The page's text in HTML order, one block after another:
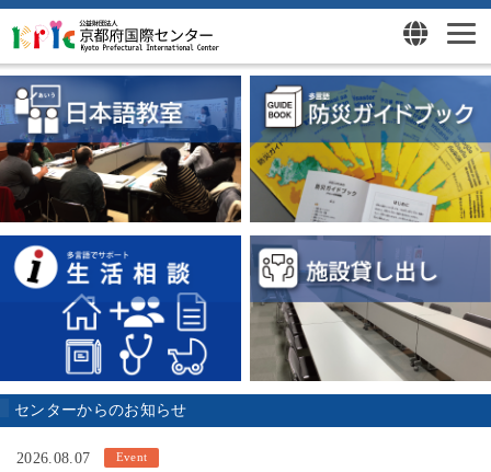
センターからのお知らせ
2026.08.07